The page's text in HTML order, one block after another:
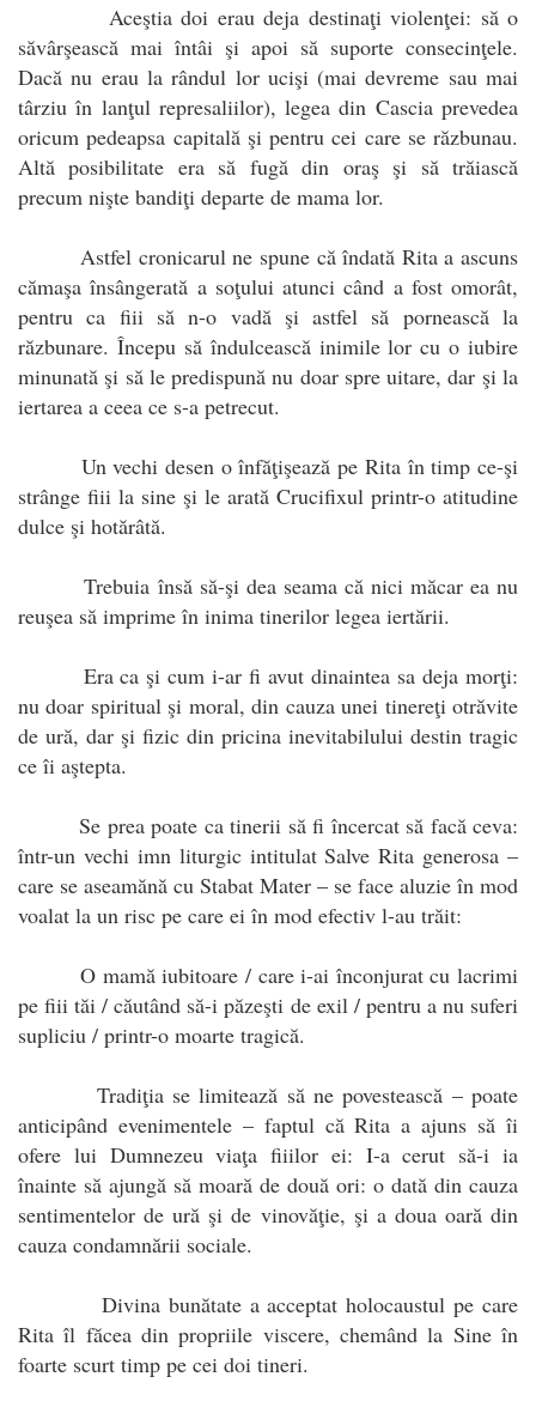
Aceştia doi erau deja destinaţi violenţei: să o
săvârşească mai întâi şi apoi să suporte consecinţele.
Dacă nu erau la rândul lor ucişi (mai devreme sau mai
târziu în lanţul represaliilor), legea din Cascia prevedea
oricum pedeapsa capitală şi pentru cei care se răzbunau.
Altă posibilitate era să fugă din oraş şi să trăiască
precum nişte bandiţi departe de mama lor.
Astfel cronicarul ne spune că îndată Rita a ascuns
cămaşa însângerată a soţului atunci când a fost omorât,
pentru ca fiii să n-o vadă şi astfel să pornească la
răzbunare. Începu să îndulcească inimile lor cu o iubire
minunată şi să le predispună nu doar spre uitare, dar şi la
iertarea a ceea ce s-a petrecut.
Un vechi desen o înfăţişează pe Rita în timp ce-şi
strânge fiii la sine şi le arată Crucifixul printr-o atitudine
dulce şi hotărâtă.
Trebuia însă să-şi dea seama că nici măcar ea nu
reuşea să imprime în inima tinerilor legea iertării.
Era ca şi cum i-ar fi avut dinaintea sa deja morţi:
nu doar spiritual şi moral, din cauza unei tinereţi otrăvite
de ură, dar şi fizic din pricina inevitabilului destin tragic
ce îi aştepta.
Se prea poate ca tinerii să fi încercat să facă ceva:
într-un vechi imn liturgic intitulat Salve Rita generosa –
care se aseamănă cu Stabat Mater – se face aluzie în mod
voalat la un risc pe care ei în mod efectiv l-au trăit:
O mamă iubitoare / care i-ai înconjurat cu lacrimi
pe fiii tăi / căutând să-i păzeşti de exil / pentru a nu suferi
supliciu / printr-o moarte tragică.
Tradiţia se limitează să ne povestească – poate
anticipând evenimentele – faptul că Rita a ajuns să îi
ofere lui Dumnezeu viaţa fiiilor ei: I-a cerut să-i ia
înainte să ajungă să moară de două ori: o dată din cauza
sentimentelor de ură şi de vinovăţie, şi a doua oară din
cauza condamnării sociale.
Divina bunătate a acceptat holocaustul pe care
Rita îl făcea din propriile viscere, chemând la Sine în
foarte scurt timp pe cei doi tineri.